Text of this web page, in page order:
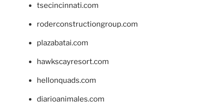
tsecincinnati.com
roderconstructiongroup.com
plazabatai.com
hawkscayresort.com
hellonquads.com
diarioanimales.com